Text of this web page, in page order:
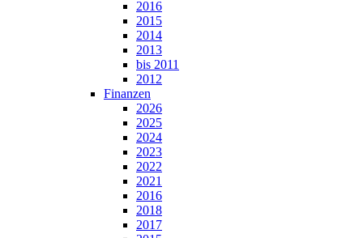
2016
2015
2014
2013
bis 2011
2012
Finanzen
2026
2025
2024
2023
2022
2021
2016
2018
2017